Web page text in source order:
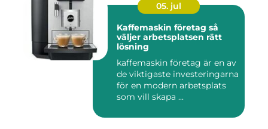
05. jul
Kaffemaskin företag så
väljer arbetsplatsen rätt
lösning
kaffemaskin företag är en av
de viktigaste investeringarna
för en modern arbetsplats
som vill skapa ...